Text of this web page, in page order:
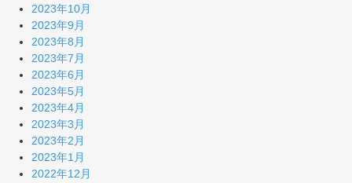
2023年10月
2023年9月
2023年8月
2023年7月
2023年6月
2023年5月
2023年4月
2023年3月
2023年2月
2023年1月
2022年12月